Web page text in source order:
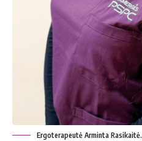
Ergoterapeutė Arminta Rasikaitė.